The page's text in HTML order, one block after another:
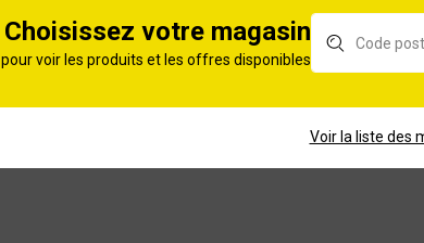
Choisissez votre magasin
pour voir les produits et les offres disponibles
Voir la liste des